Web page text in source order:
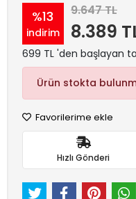
%13
indirim
9.647 TL
8.389
699 TL 'den başlayan
Ürün stokta
Favorilerime ekle
Hızlı Gönderi